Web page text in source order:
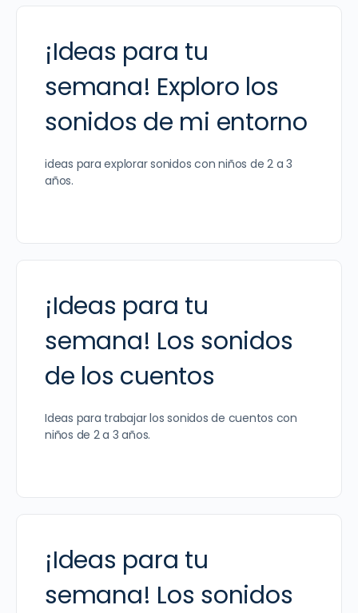
¡Ideas para tu
semana! Exploro los
sonidos de mi entorno
ideas para explorar sonidos con niños de 2 a 3
años.
¡Ideas para tu
semana! Los sonidos
de los cuentos
Ideas para trabajar los sonidos de cuentos con
niños de 2 a 3 años.
¡Ideas para tu
semana! Los sonidos